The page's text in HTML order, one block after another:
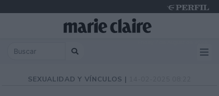
SEXUALIDAD Y VÍNCULOS |